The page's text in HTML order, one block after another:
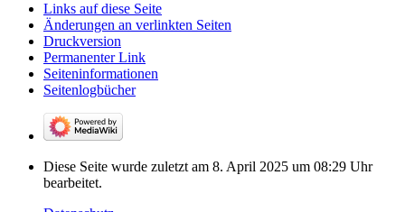
Links auf diese Seite
Änderungen an verlinkten Seiten
Druckversion
Permanenter Link
Seiten­­informationen
Seitenlogbücher
Diese Seite wurde zuletzt am 8. April 2025 um 08:29 Uhr
bearbeitet.